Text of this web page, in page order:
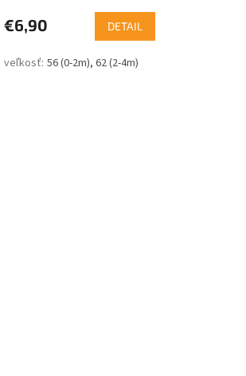
6m) 80 (9-12m) 86 (12-18m)
€6,90 DETAIL
56 (0-2m) 62 (2-4m)